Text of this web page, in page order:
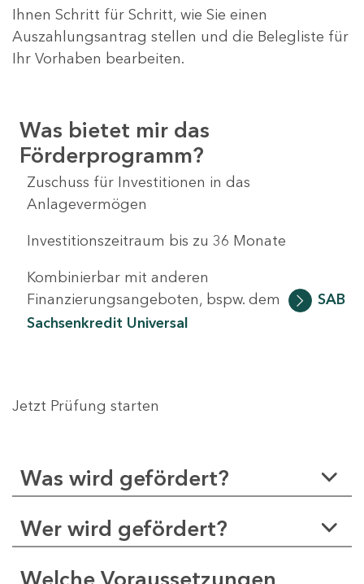
Ihnen Schritt für Schritt, wie Sie einen
Auszahlungsantrag stellen und die Belegliste für
Ihr Vorhaben bearbeiten.
Was bietet mir das
Förderprogramm?
Zuschuss für Investitionen in das
Anlagevermögen
Investitionszeitraum bis zu 36 Monate
Kombinierbar mit anderen
Finanzierungsangeboten, bspw. dem
SAB
Sachsenkredit Universal
Jetzt Prüfung starten
Was wird gefördert?
Wer wird gefördert?
Welche Voraussetzungen